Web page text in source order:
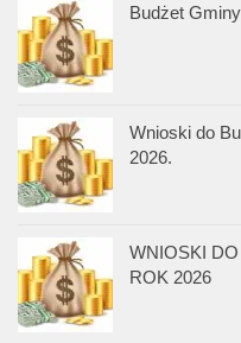
Budżet
Wnioski do
2026.
WNIOSKI
ROK 2026